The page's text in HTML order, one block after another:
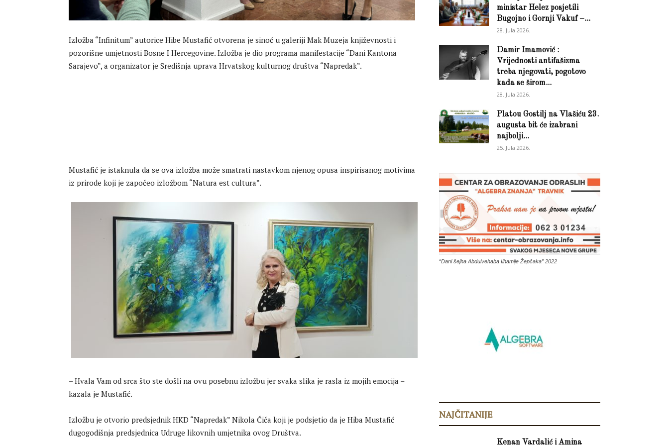
Izložba “Infinitum” autorice Hibe Mustafić otvorena je sinoć u galeriji Mak Muzeja književnosti i
pozorišne umjetnosti Bosne I Hercegovine. Izložba je dio programa manifestacije “Dani Kantona
Sarajevo”, a organizator je Središnja uprava Hrvatskog kulturnog društva “Napredak”.
Mustafić je istaknula da se ova izložba može smatrati nastavkom njenog opusa inspirisanog motivima
iz prirode koji je započeo izložbom “Natura est cultura”.
– Hvala Vam od srca što ste došli na ovu posebnu izložbu jer svaka slika je rasla iz mojih emocija –
kazala je Mustafić.
Izložbu je otvorio predsjednik HKD “Napredak” Nikola Čiča koji je podsjetio da je Hiba Mustafić
dugogodišnja predsjednica Udruge likovnih umjetnika ovog Društva.
ministar Helez posjetili
Bugojno i Gornji Vakuf –...
28. Jula 2026.
Damir Imamović :
Vrijednosti antifašizma
treba njegovati, pogotovo
kada se širom...
28. Jula 2026.
Platou Gostilj na Vlašiću 23.
augusta bit će izabrani
najbolji...
25. Jula 2026.
“Dani šejha Abdulvehaba Ilhamije Žepčaka” 2022
NAJČITANIJE
Kenan Vardalić i Amina